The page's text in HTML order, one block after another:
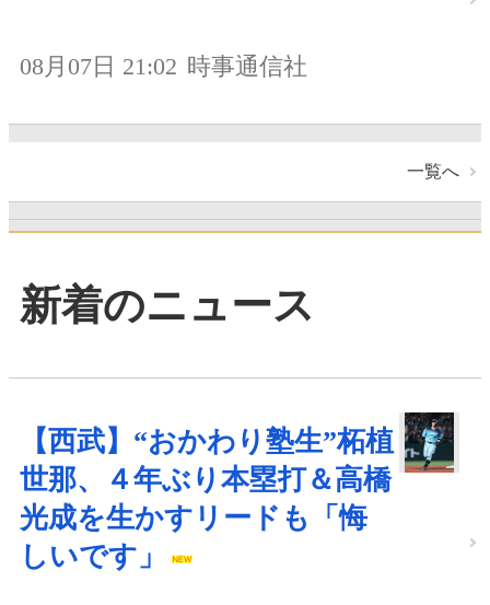
08月07日 21:02 時事通信社
一覧へ
新着のニュース
【西武】“おかわり塾生”柘植
世那、４年ぶり本塁打＆高橋
光成を生かすリードも「悔
しいです」